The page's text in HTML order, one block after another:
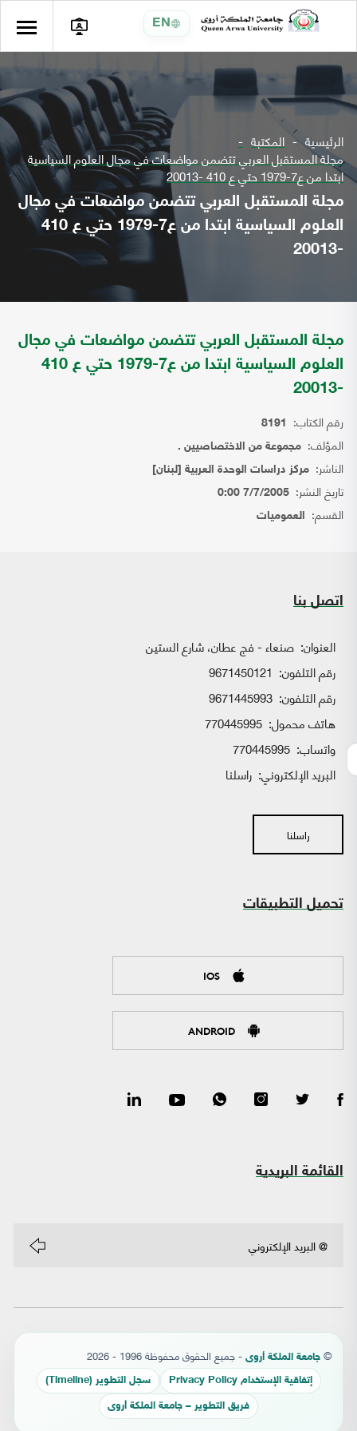
EN
الرئيسية المكتبة
مجلة المستقبل العربي تتضمن مواضعات في مجال العلوم السياسية
ابتدا من ع7-1979 حتي ع 410 -20013
مجلة المستقبل العربي تتضمن مواضعات في مجال
العلوم السياسية ابتدا من ع7-1979 حتي ع 410
-20013
مجلة المستقبل العربي تتضمن مواضعات في مجال
العلوم السياسية ابتدا من ع7-1979 حتي ع 410
-20013
رقم الكتاب: 8191
المؤلف: مجموعة من الاختصاصيين .
الناشر: مركز دراسات الوحدة العربية [لبنان]
تاريخ النشر: 7/7/2005 0:00
القسم: العموميات
اتصل بنا
العنوان: صنعاء - فج عطان، شارع الستين
رقم التلفون: 9671450121
رقم التلفون: 9671445993
هاتف محمول: 770445995
واتساب:
البريد الإلكتروني: راسلنا
راسلنا
تحميل التطبيقات
IOS
ANDROID
القائمة البريدية
© جامعة الملكة أروى - جميع الحقوق محفوظة 1996 - 2026
إتفاقية الإستخدام Privacy Policy سجل التطوير (Timeline)
فريق التطوير – جامعة الملكة أروى